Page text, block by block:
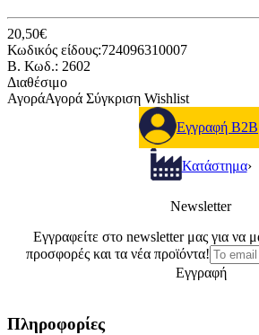
20,50€
Κωδικός είδους:724096310007
B. Κωδ.: 2602
Διαθέσιμο
ΑγοράΑγορά Σύγκριση Wishlist
Εγγραφή B2B
Κατάστημα›
Newsletter
Εγγραφείτε στο newsletter μας για να
προσφορές και τα νέα προϊόντα!
Εγγραφή
Πληροφορίες